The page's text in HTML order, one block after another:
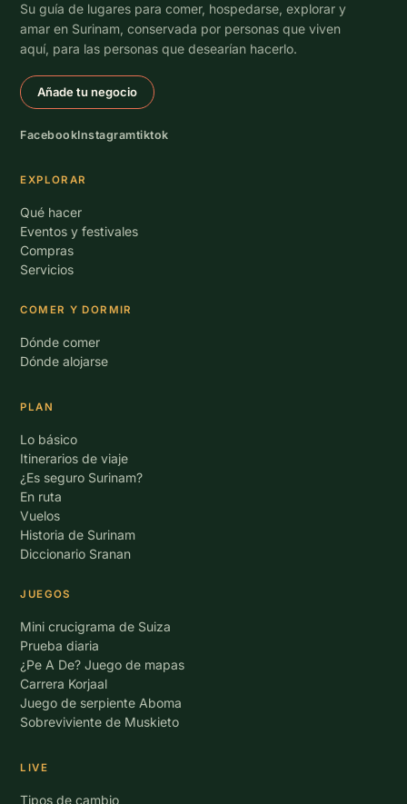
Su guía de lugares para comer, hospedarse, explorar y
amar en Surinam, conservada por personas que viven
aquí, para las personas que desearían hacerlo.
Añade tu negocio
FacebookInstagramtiktok
EXPLORAR
Qué hacer
Eventos y festivales
Compras
Servicios
COMER Y DORMIR
Dónde comer
Dónde alojarse
PLAN
Lo básico
Itinerarios de viaje
¿Es seguro Surinam?
En ruta
Vuelos
Historia de Surinam
Diccionario Sranan
JUEGOS
Mini crucigrama de Suiza
Prueba diaria
¿Pe A De? Juego de mapas
Carrera Korjaal
Juego de serpiente Aboma
Sobreviviente de Muskieto
LIVE
Tipos de cambio